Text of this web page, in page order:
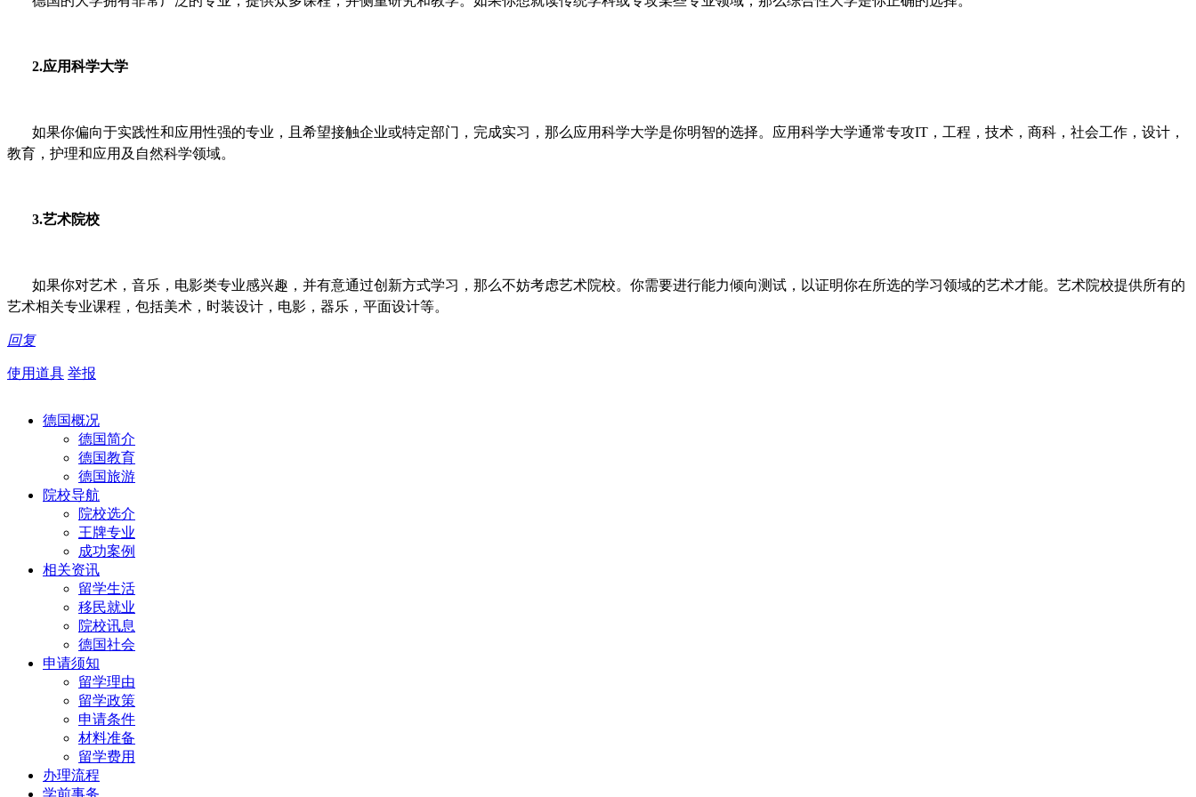
2.应用科学大学
如果你偏向于实践性和应用性强的专业，且希望接触企业或特定部门，完成实习，那么应用科学大学是你明智的选择。应用科学大学通常专攻IT，工程，技术，商科，社会工作，设计，
教育，护理和应用及自然科学领域。
3.艺术院校
如果你对艺术，音乐，电影类专业感兴趣，并有意通过创新方式学习，那么不妨考虑艺术院校。你需要进行能力倾向测试，以证明你在所选的学习领域的艺术才能。艺术院校提供所有的
艺术相关专业课程，包括美术，时装设计，电影，器乐，平面设计等。
回复
使用道具 举报
德国概况
德国简介
德国教育
德国旅游
院校导航
院校选介
王牌专业
成功案例
相关资讯
留学生活
移民就业
院校讯息
德国社会
申请须知
留学理由
留学政策
申请条件
材料准备
留学费用
办理流程